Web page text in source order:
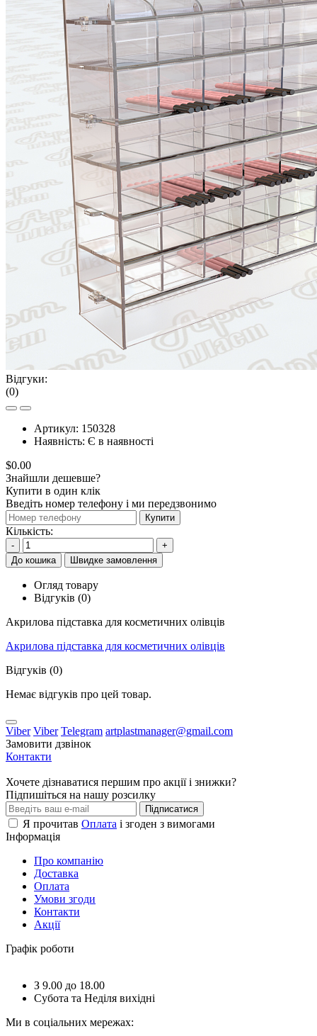
Відгуки:
(0)
Артикул: 150328
Наявність: Є в наявності
$0.00
Знайшли дешевше?
Купити в один клік
Введіть номер телефону і ми передзвонимо
Купити
Кількість:
-
+
До кошика
Швидке замовлення
Огляд товару
Відгуків (0)
Акрилова підставка для косметичних олівців
Акрилова підставка для косметичних олівців
Відгуків (0)
Немає відгуків про цей товар.
Viber Viber Telegram artplastmanager@gmail.com
Замовити дзвінок
Контакти
Хочете дізнаватися першим про акції і знижки?
Підпишіться на нашу розсилку
Підписатися
Я прочитав Оплата і згоден з вимогами
Інформація
Про компанію
Доставка
Оплата
Умови згоди
Контакти
Акції
Графік роботи
З 9.00 до 18.00
Субота та Неділя вихідні
Ми в соціальних мережах: